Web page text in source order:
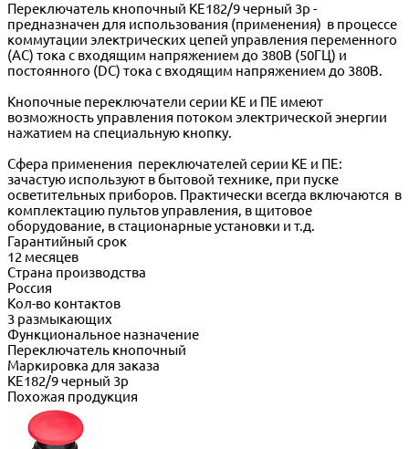
Переключатель кнопочный КЕ182/9 черный 3р -
предназначен для использования (применения) в процессе
коммутации электрических цепей управления переменного
(АС) тока с входящим напряжением до 380В (50ГЦ) и
постоянного (DC) тока с входящим напряжением до 380В.
Кнопочные переключатели серии КЕ и ПЕ имеют
возможность управления потоком электрической энергии
нажатием на специальную кнопку.
Сфера применения переключателей серии КЕ и ПЕ:
зачастую используют в бытовой технике, при пуске
осветительных приборов. Практически всегда включаются в
комплектацию пультов управления, в щитовое
оборудование, в стационарные установки и т.д.
Гарантийный срок
12 месяцев
Страна производства
Россия
Кол-во контактов
3 размыкающих
Функциональное назначение
Переключатель кнопочный
Маркировка для заказа
КЕ182/9 черный 3р
Похожая продукция